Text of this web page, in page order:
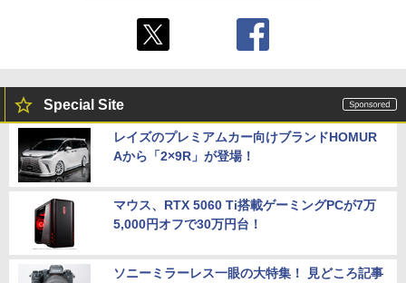
Special Site
レイズのプレミアムカー向けブランドHOMUR
Aから「2×9R」が登場！
マウス、RTX 5060 Ti搭載ゲーミングPCが7万
5,000円オフで30万円台！
ソニーミラーレス一眼の大特集！ 見どころ記事